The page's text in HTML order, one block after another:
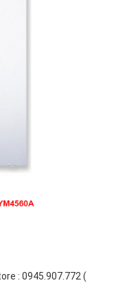
: 0945.907.772 (